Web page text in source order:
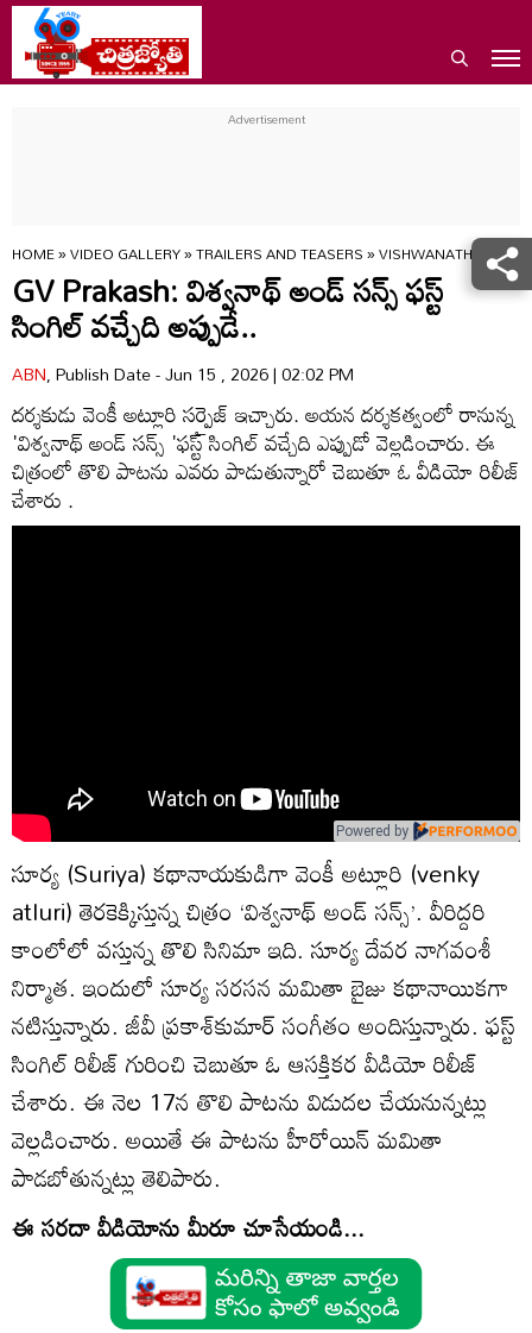
HOME»VIDEO GALLERY»TRAILERS AND TEASERS»VISHWANATH AND
GV Prakash: విశ్వనాథ్‌ అండ్‌ సన్స్‌ ఫస్ట్‌
సింగిల్‌ వచ్చేది అప్పుడే..
ABN, Publish Date - Jun 15 , 2026 | 02:02 PM
దర్శకుడు వెంకీ అట్లూరి సర్ప్రైజ్ ఇచ్చారు. అయన దర్శకత్వంలో రానున్న
'విశ్వనాథ్‌ అండ్‌ సన్స్‌ 'ఫస్ట్‌ సింగిల్‌ వచ్చేది ఎప్పుడో వెల్లడించారు. ఈ
చిత్రంలో తొలి పాటను ఎవరు పాడుతున్నారో చెబుతూ ఓ వీడియో రిలీజ్
చేశారు .
Powered by
సూర్య (Suriya) కథానాయకుడిగా వెంకీ అట్లూరి (venky
atluri) తెరకెక్కిస్తున్న చిత్రం ‘విశ్వనాథ్‌ అండ్‌ సన్స్‌’. వీరిద్దరి
కాంలోలో వస్తున్న తొలి సినిమా ఇది. సూర్య దేవర నాగవంశీ
నిర్మాత. ఇందులో సూర్య సరసన మమితా బైజు కథానాయికగా
నటిస్తున్నారు. జీవీ ప్రకాశ్‌కుమార్‌ సంగీతం అందిస్తున్నారు. ఫస్ట్‌
సింగిల్‌ రిలీజ్‌ గురించి చెబుతూ ఓ ఆసక్తికర వీడియో రిలీజ్‌
చేశారు. ఈ నెల 17న తొలి పాటను విడుదల చేయనున్నట్లు
వెల్లడించారు. అయితే ఈ పాటను హీరోయిన్‌ మమితా
పాడబోతున్నట్లు తెలిపారు.
ఈ సరదా వీడియోను మీరూ చూసేయండి...